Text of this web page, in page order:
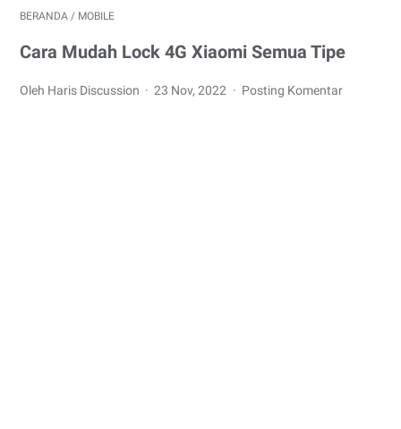
BERANDA / MOBILE
Cara Mudah Lock 4G Xiaomi Semua Tipe
Oleh Haris Discussion 23 Nov, 2022 Posting Komentar